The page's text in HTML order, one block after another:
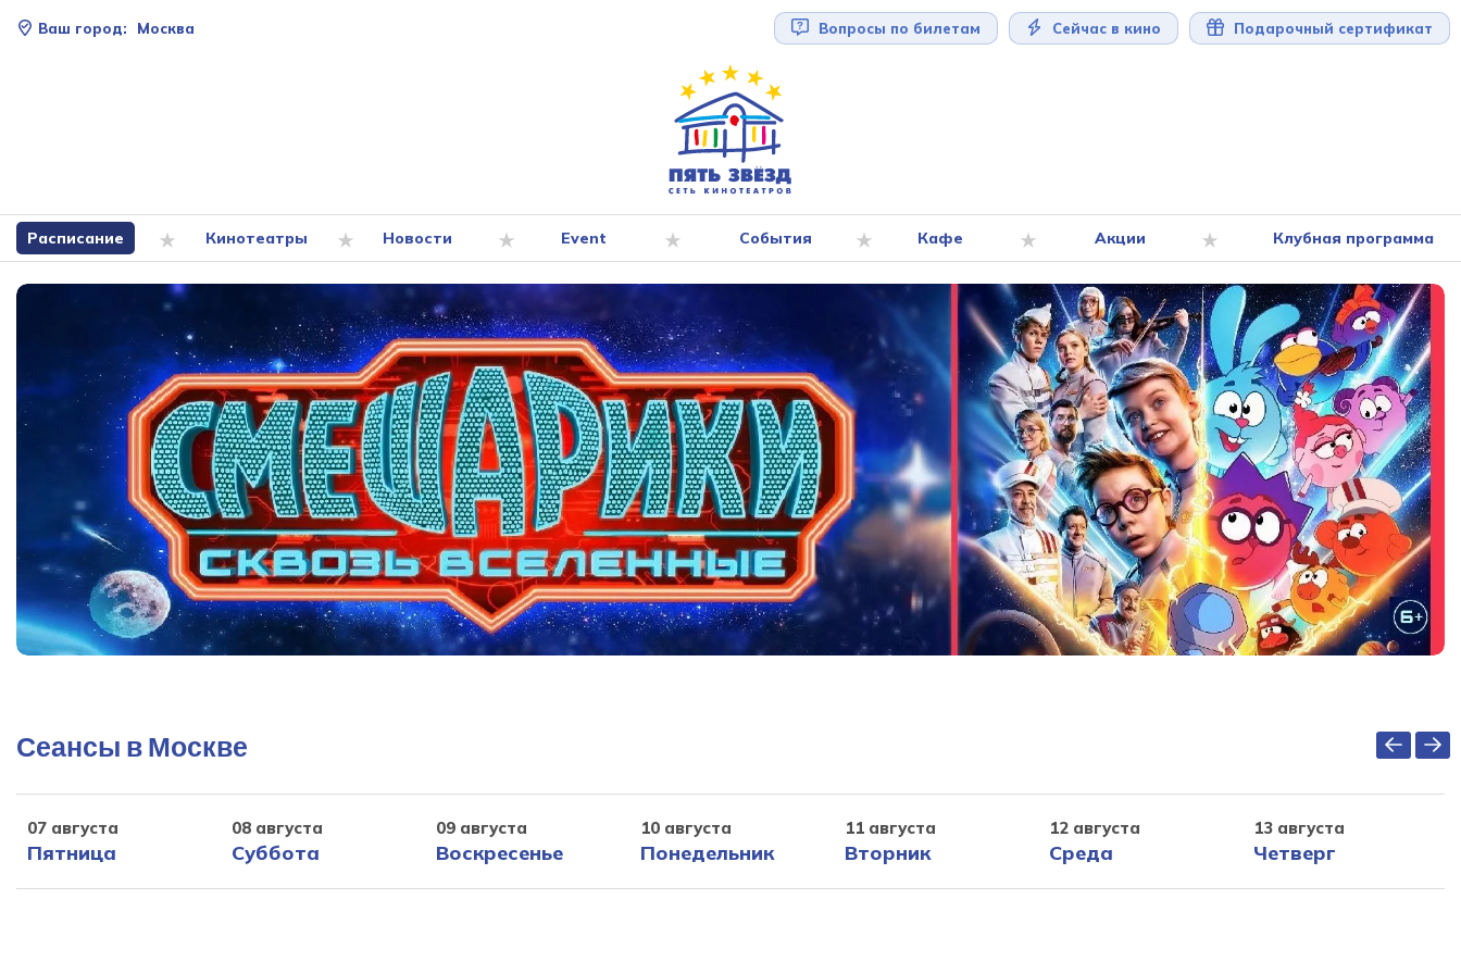
Ваш город: Москва Вопросы по билетам Сейчас в кино Подарочный сертификат
Расписание Кинотеатры Новости Event События Кафе Акции Клубная программа
Сеансы в Москве
07 августа
Пятница
08 августа
Суббота
09 августа
Воскресенье
10 августа
Понедельник
11 августа
Вторник
12 августа
Среда
13 августа
Четверг